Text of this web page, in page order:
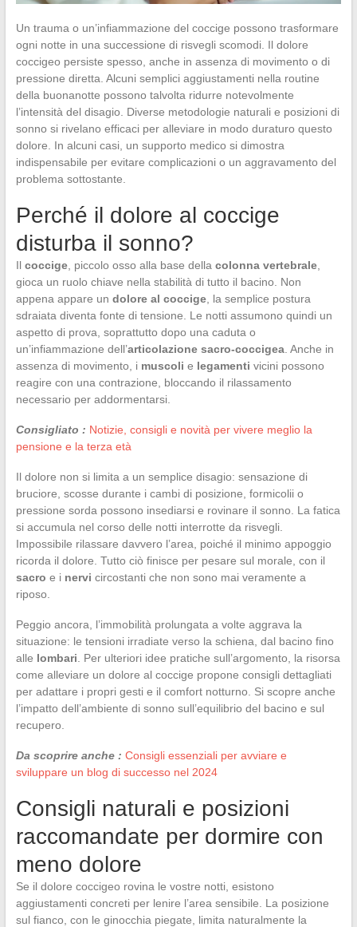
Un trauma o un’infiammazione del coccige possono trasformare
ogni notte in una successione di risvegli scomodi. Il dolore
coccigeo persiste spesso, anche in assenza di movimento o di
pressione diretta. Alcuni semplici aggiustamenti nella routine
della buonanotte possono talvolta ridurre notevolmente
l’intensità del disagio. Diverse metodologie naturali e posizioni di
sonno si rivelano efficaci per alleviare in modo duraturo questo
dolore. In alcuni casi, un supporto medico si dimostra
indispensabile per evitare complicazioni o un aggravamento del
problema sottostante.
Perché il dolore al coccige
disturba il sonno?
Il coccige, piccolo osso alla base della colonna vertebrale,
gioca un ruolo chiave nella stabilità di tutto il bacino. Non
appena appare un dolore al coccige, la semplice postura
sdraiata diventa fonte di tensione. Le notti assumono quindi un
aspetto di prova, soprattutto dopo una caduta o
un’infiammazione dell’articolazione sacro-coccigea. Anche in
assenza di movimento, i muscoli e legamenti vicini possono
reagire con una contrazione, bloccando il rilassamento
necessario per addormentarsi.
Consigliato : Notizie, consigli e novità per vivere meglio la
pensione e la terza età
Il dolore non si limita a un semplice disagio: sensazione di
bruciore, scosse durante i cambi di posizione, formicolii o
pressione sorda possono insediarsi e rovinare il sonno. La fatica
si accumula nel corso delle notti interrotte da risvegli.
Impossibile rilassare davvero l’area, poiché il minimo appoggio
ricorda il dolore. Tutto ciò finisce per pesare sul morale, con il
sacro e i nervi circostanti che non sono mai veramente a
riposo.
Peggio ancora, l’immobilità prolungata a volte aggrava la
situazione: le tensioni irradiate verso la schiena, dal bacino fino
alle lombari . Per ulteriori idee pratiche sull’argomento, la risorsa
come alleviare un dolore al coccige propone consigli dettagliati
per adattare i propri gesti e il comfort notturno. Si scopre anche
l’impatto dell’ambiente di sonno sull’equilibrio del bacino e sul
recupero.
Da scoprire anche : Consigli essenziali per avviare e
sviluppare un blog di successo nel 2024
Consigli naturali e posizioni
raccomandate per dormire con
meno dolore
Se il dolore coccigeo rovina le vostre notti, esistono
aggiustamenti concreti per lenire l’area sensibile. La posizione
sul fianco, con le ginocchia piegate, limita naturalmente la